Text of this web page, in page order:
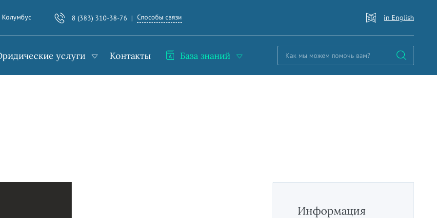
Колумбус 8 (383) 310-38-76 Способы связи in English
услуги Контакты База знаний
Информация